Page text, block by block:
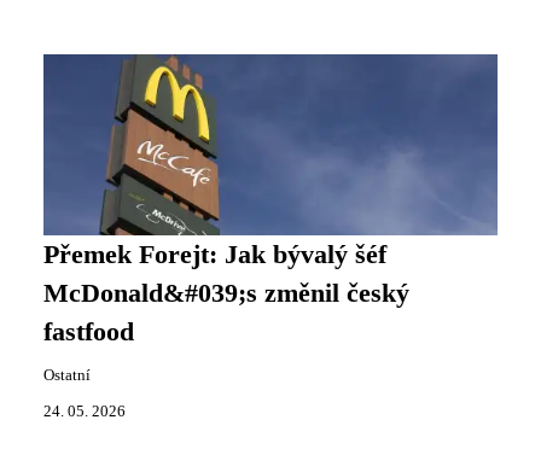
Přemek Forejt: Jak bývalý šéf
McDonald&#039;s změnil český
fastfood
Ostatní
24. 05. 2026